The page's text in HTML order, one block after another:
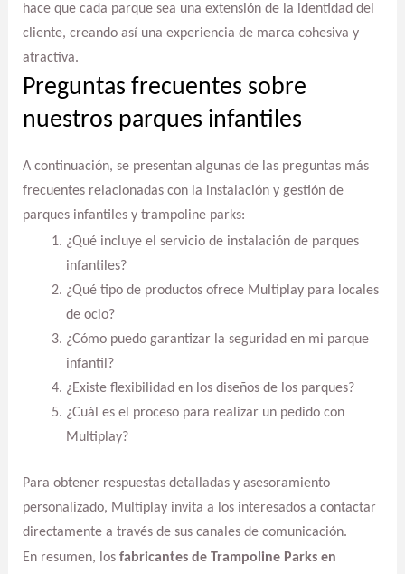
hace que cada parque sea una extensión de la identidad del
cliente, creando así una experiencia de marca cohesiva y
atractiva.
Preguntas frecuentes sobre
nuestros parques infantiles
A continuación, se presentan algunas de las preguntas más
frecuentes relacionadas con la instalación y gestión de
parques infantiles y trampoline parks:
¿Qué incluye el servicio de instalación de parques
infantiles?
¿Qué tipo de productos ofrece Multiplay para locales
de ocio?
¿Cómo puedo garantizar la seguridad en mi parque
infantil?
¿Existe flexibilidad en los diseños de los parques?
¿Cuál es el proceso para realizar un pedido con
Multiplay?
Para obtener respuestas detalladas y asesoramiento
personalizado, Multiplay invita a los interesados a contactar
directamente a través de sus canales de comunicación.
En resumen, los fabricantes de Trampoline Parks en